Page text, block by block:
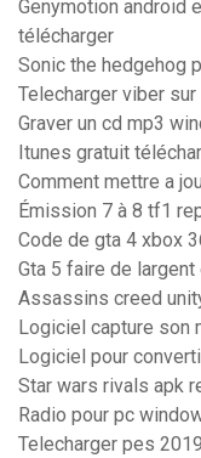
Genymotion android
télécharger
Sonic the hedgehog
Telecharger viber sur
Graver un cd mp3
Itunes gratuit
Comment mettre a
Émission 7 à 8 tf1
Code de gta 4 xbox
Gta 5 faire de largent
Assassins creed
Logiciel capture son
Logiciel pour
Star wars rivals apk
Radio pour pc
Telecharger pes